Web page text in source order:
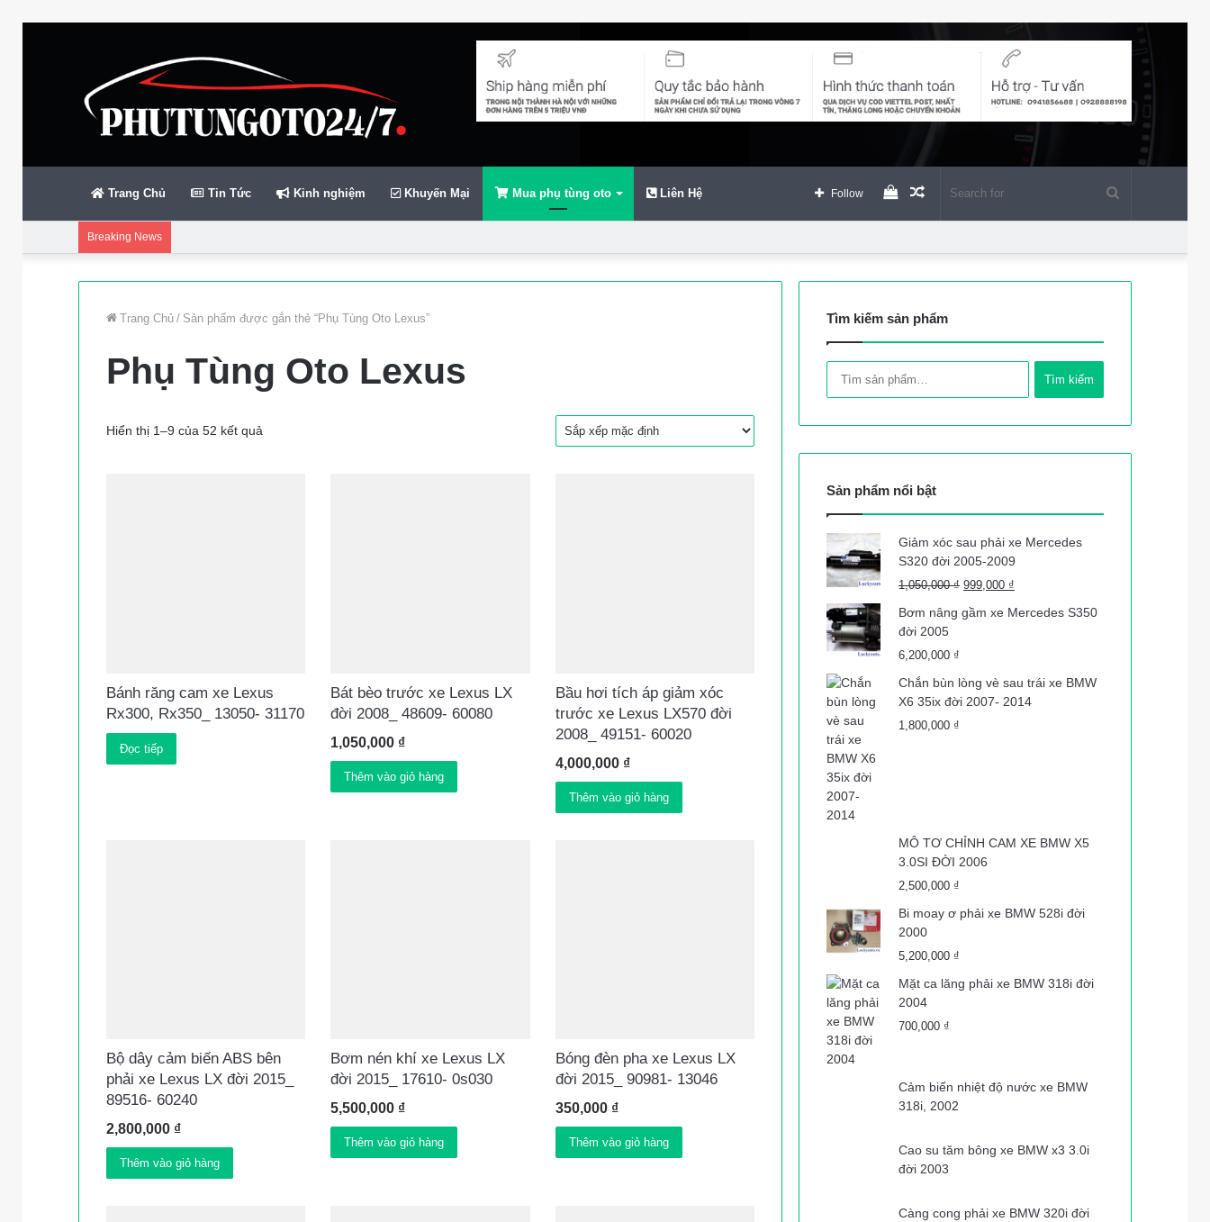
Trang Chủ Tin Tức Kinh nghiệm Khuyến Mại Mua phụ tùng oto Liên Hệ Random
View
Follow
Breaking News
Trang Chủ / Sản phẩm được gắn thẻ “Phụ Tùng Oto Lexus”
Phụ Tùng Oto Lexus
Hiển thị 1–9 của 52 kết quả
Bánh răng cam xe Lexus
Rx300, Rx350_ 13050- 31170
Đọc tiếp
Bát bèo trước xe Lexus LX
đời 2008_ 48609- 60080
1,050,000 ₫
Thêm vào giỏ hàng
Bầu hơi tích áp giảm xóc
trước xe Lexus LX570 đời
2008_ 49151- 60020
4,000,000 ₫
Thêm vào giỏ hàng
Bộ dây cảm biến ABS bên
phải xe Lexus LX đời 2015_
89516- 60240
2,800,000 ₫
Thêm vào giỏ hàng
Bơm nén khí xe Lexus LX
đời 2015_ 17610- 0s030
5,500,000 ₫
Thêm vào giỏ hàng
Bóng đèn pha xe Lexus LX
đời 2015_ 90981- 13046
350,000 ₫
Thêm vào giỏ hàng
Tìm kiếm sản phẩm
Tìm kiếm
Sản phẩm nổi bật
Giảm xóc sau phải xe Mercedes
S320 đời 2005-2009
1,050,000₫ Giá
là:
999,000 ₫
Bơm nâng gầm xe Mercedes S350
đời 2005
6,200,000 ₫
Chắn bùn lòng vè sau trái xe BMW
X6 35ix đời 2007- 2014
1,800,000 ₫
MÔ TƠ CHỈNH CAM XE BMW X5
3.0SI ĐỜI 2006
2,500,000 ₫
Bi moay ơ phải xe BMW 528i đời
2000
5,200,000 ₫
Mặt ca lăng phải xe BMW 318i đời
2004
700,000 ₫
Cảm biến nhiệt độ nước xe BMW
318i, 2002
Cao su tăm bông xe BMW x3 3.0i
đời 2003
Càng cong phải xe BMW 320i đời